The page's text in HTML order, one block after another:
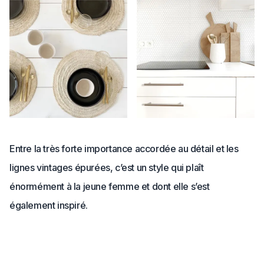
Entre la très forte importance accordée au détail et les
lignes vintages épurées, c’est un style qui plaît
énormément à la jeune femme et dont elle s’est
également inspiré.